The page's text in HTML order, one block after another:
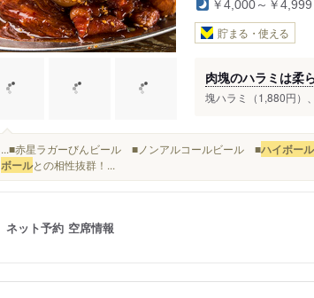
￥4,000～￥4,999
貯まる・使える
肉塊のハラミは柔
塊ハラミ（1,880円）
...■赤星ラガーびんビール ■ノンアルコールビール ■ハイボール
ボールとの相性抜群！...
ネット予約 空席情報